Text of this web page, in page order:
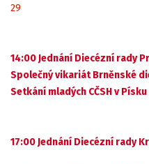
29
14:00 Jednání Diecézní rady
Společný vikariát Brněnské
Setkání mladých CČSH v Písku
17:00 Jednání Diecézní rady